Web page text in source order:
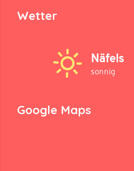
Wetter
Näfels
sonnig
Google Maps